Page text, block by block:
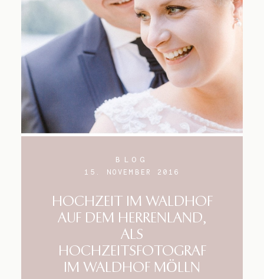
BLOG
15. NOVEMBER 2016
HOCHZEIT IM WALDHOF
AUF DEM HERRENLAND,
ALS
HOCHZEITSFOTOGRAF
IM WALDHOF MÖLLN
Blog
Impressum